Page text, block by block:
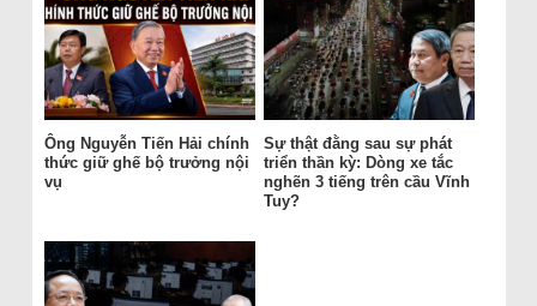
Ông Nguyễn Tiến Hải chính
thức giữ ghế bộ trưởng nội
vụ
Sự thật đằng sau sự phát
triển thần kỳ: Dòng xe tắc
nghẽn 3 tiếng trên cầu Vĩnh
Tuy?